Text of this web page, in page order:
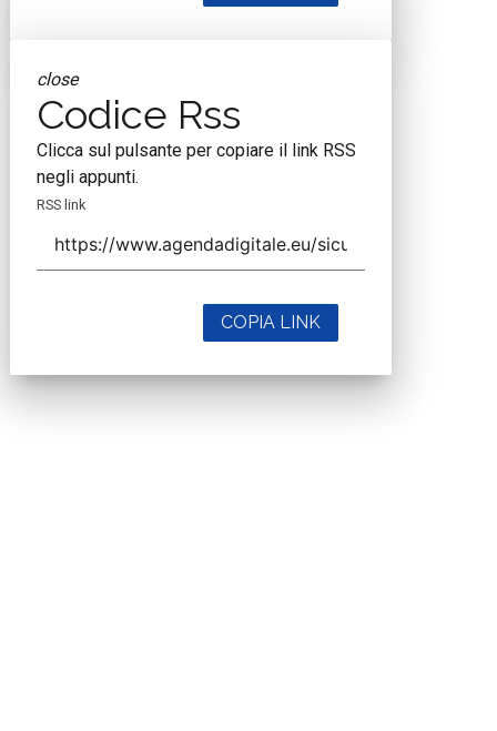
close
Codice Rss
Clicca sul pulsante per copiare il link RSS
negli appunti.
RSS link
COPIA LINK